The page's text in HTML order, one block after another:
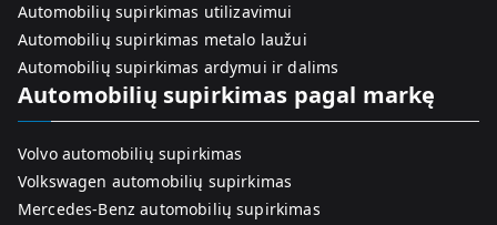
Automobilių supirkimas utilizavimui
Automobilių supirkimas metalo laužui
Automobilių supirkimas ardymui ir dalims
Automobilių supirkimas pagal markę
Volvo automobilių supirkimas
Volkswagen automobilių supirkimas
Mercedes-Benz automobilių supirkimas